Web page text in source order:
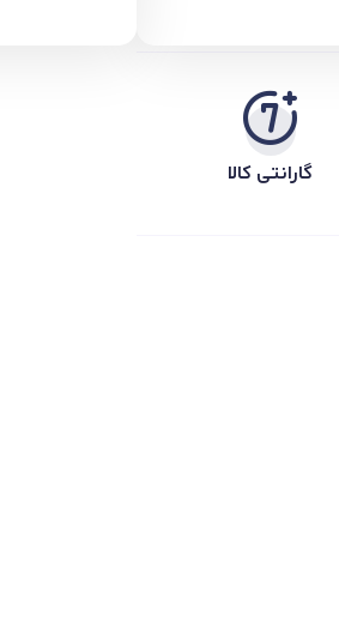
گارانتی کالا